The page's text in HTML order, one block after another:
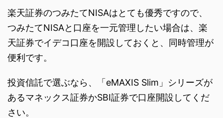
楽天証券のつみたてNISAはとても優秀ですので、
つみたてNISAと口座を一元管理したい場合は、楽
天証券でイデコ口座を開設しておくと、同時管理が
便利です。
投資信託で選ぶなら、「eMAXIS Slim」シリーズが
あるマネックス証券かSBI証券で口座開設してくだ
さい。